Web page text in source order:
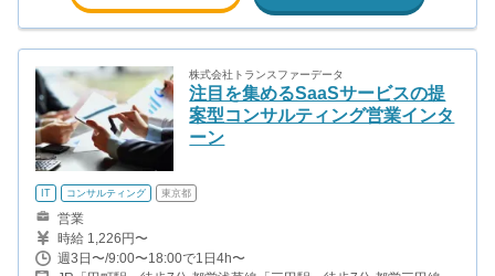
株式会社トランスファーデータ
注目を集めるSaaSサービスの提
案型コンサルティング営業インタ
ーン
IT コンサルティング 東京都
営業
時給 1,226円〜
週3日〜/9:00〜18:00で1日4h〜